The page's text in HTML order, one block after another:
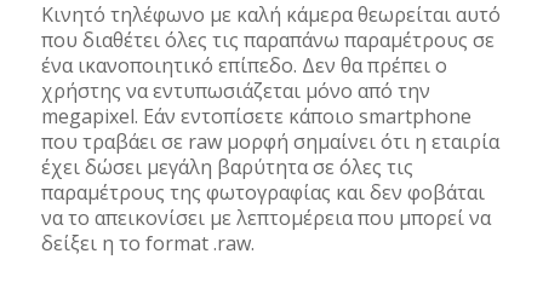
Κινητό τηλέφωνο με καλή κάμερα θεωρείται αυτό
που διαθέτει όλες τις παραπάνω παραμέτρους σε
ένα ικανοποιητικό επίπεδο. Δεν θα πρέπει ο
χρήστης να εντυπωσιάζεται μόνο από την
megapixel. Εάν εντοπίσετε κάποιο smartphone
που τραβάει σε raw μορφή σημαίνει ότι η εταιρία
έχει δώσει μεγάλη βαρύτητα σε όλες τις
παραμέτρους της φωτογραφίας και δεν φοβάται
να το απεικονίσει με λεπτομέρεια που μπορεί να
δείξει η το format .raw.